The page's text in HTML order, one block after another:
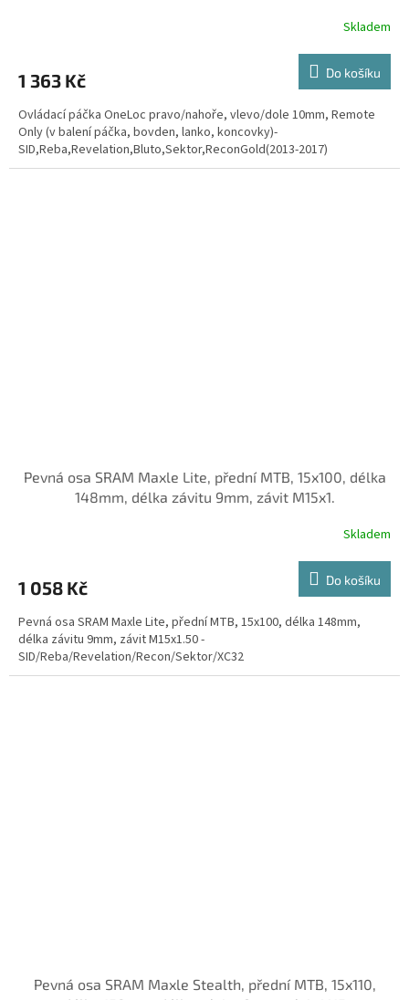
Skladem
1 363 Kč Do košíku
Ovládací páčka OneLoc pravo/nahoře, vlevo/dole 10mm, Remote
Only (v balení páčka, bovden, lanko, koncovky)-
SID,Reba,Revelation,Bluto,Sektor,ReconGold(2013-2017)
Pevná osa SRAM Maxle Lite, přední MTB, 15x100, délka
148mm, délka závitu 9mm, závit M15x1.
Skladem
1 058 Kč Do košíku
Pevná osa SRAM Maxle Lite, přední MTB, 15x100, délka 148mm,
délka závitu 9mm, závit M15x1.50 -
SID/Reba/Revelation/Recon/Sektor/XC32
Pevná osa SRAM Maxle Stealth, přední MTB, 15x110,